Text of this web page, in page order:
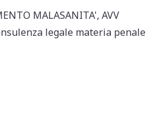
n
di
MALASANITA', AVV
legale materia penale